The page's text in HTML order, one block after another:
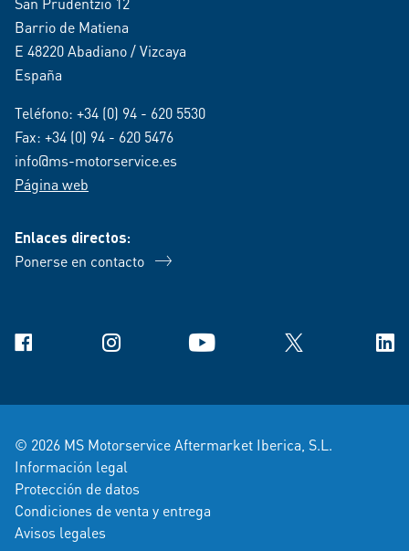
Barrio de Matiena
E 48220 Abadiano / Vizcaya
España
Teléfono: +34 (0) 94 - 620 5530
Fax: +34 (0) 94 - 620 5476
info@ms-motorservice.es
Página web
Enlaces directos:
Ponerse en contacto
Facebook Instagram YouTube X
© 2026 MS Motorservice Aftermarket Iberica, S.L.
Información legal
Protección de datos
Condiciones de venta y entrega
Avisos legales